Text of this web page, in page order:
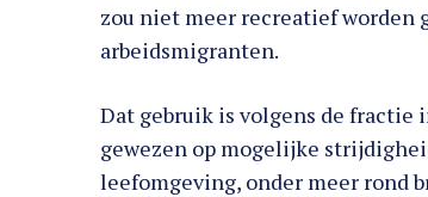
zou niet meer recreatief worden
arbeidsmigranten.
Dat gebruik is volgens de fractie
gewezen op mogelijke
leefomgeving, onder meer rond